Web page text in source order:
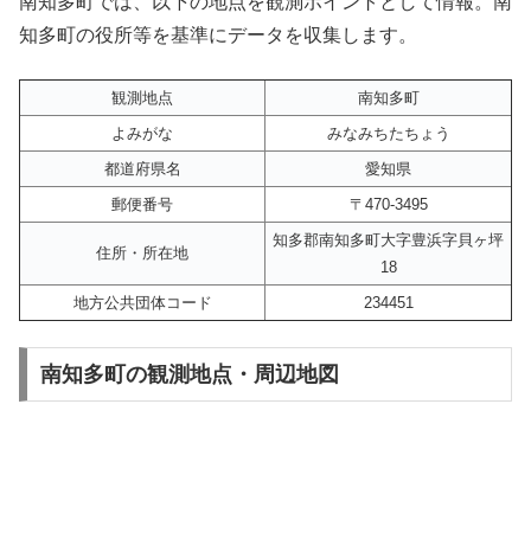
知多町の役所等を基準にデータを収集します。
観測地点
南知多町
よみがな
みなみちたちょう
都道府県名
愛知県
郵便番号
〒470-3495
住所・所在地
知多郡南知多町大字豊浜字貝ヶ坪
18
地方公共団体コード
234451
南知多町の観測地点・周辺地図